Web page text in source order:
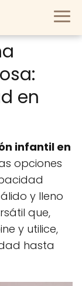
en
infantil en
opciones
y lleno
que,
y utilice,
hasta